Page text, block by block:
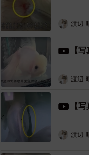
渡辺
【
渡辺
【
渡辺